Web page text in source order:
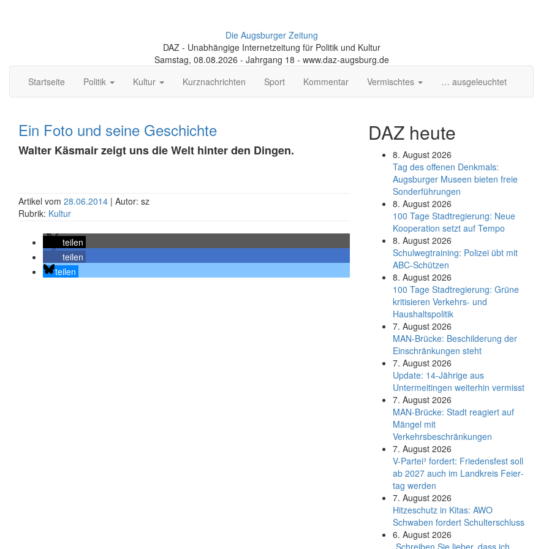
Die Augsburger Zeitung
DAZ - Unabhängige Internetzeitung für Politik und Kultur
Samstag, 08.08.2026 - Jahrgang 18 - www.daz-augsburg.de
Startseite
Politik Kultur Kurznachrichten Sport Kommentar Vermischtes … ausgeleuchtet
Ein Foto und seine Geschichte
Walter Käsmair zeigt uns die Welt hinter den Dingen.
Artikel vom 28.06.2014 | Autor: sz
Rubrik: Kultur
teilen
teilen
teilen
DAZ heute
8. August 2026
Tag des offenen Denkmals:
Augsburger Museen bieten freie
Sonderführungen
8. August 2026
100 Tage Stadtregierung: Neue
Kooperation setzt auf Tempo
8. August 2026
Schul­weg­trai­ning: Poli­zei übt mit
ABC-Schüt­zen
8. August 2026
100 Tage Stadtregierung: Grüne
kritisieren Verkehrs- und
Haushaltspolitik
7. August 2026
MAN-Brücke: Beschilderung der
Einschränkungen steht
7. August 2026
Update: 14-Jährige aus
Untermeitingen weiterhin vermisst
7. August 2026
MAN-Brücke: Stadt reagiert auf
Mängel mit
Verkehrsbeschränkungen
7. August 2026
V-Partei­³ fordert: Friedens­fest soll
ab 2027 auch im Land­kreis Feier­
tag werden
7. August 2026
Hitzeschutz in Kitas: AWO
Schwaben fordert Schulterschluss
6. August 2026
„Schreiben Sie lieber, dass ich